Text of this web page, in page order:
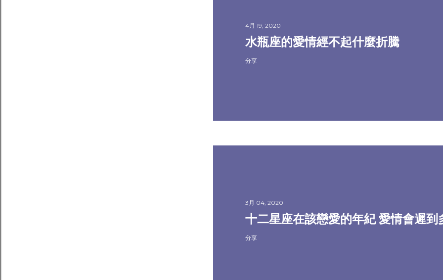
4月 19, 2020
水瓶座的愛情經不起什麼折騰
分享
3月 04, 2020
十二星座在該戀愛的年紀 愛情會遲到
分享